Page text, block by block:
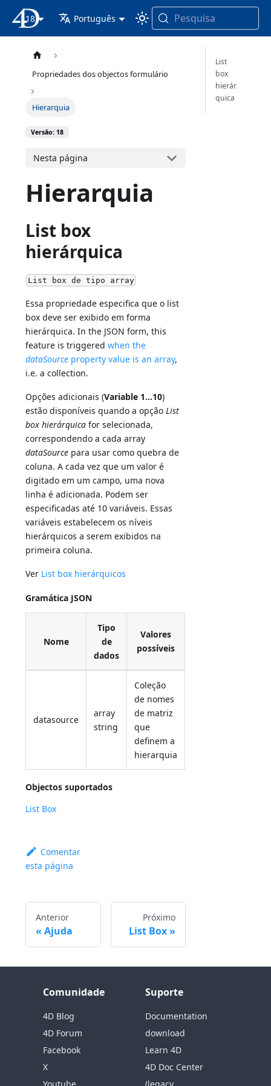
Documentação 4D
18 Português Pesquisa
Propriedades dos objectos formulário
Hierarquia
Versão: 18
Nesta página
Hierarquia
List box
hierárquica
List box de tipo array
Essa propriedade especifica que o list
box deve ser exibido em forma
hierárquica. In the JSON form, this
feature is triggeredwhen the
dataSource property value is an array,
i.e. a collection.
Opções adicionais (Variable 1...10)
estão disponíveis quando a opçãoList
box hierárquica for selecionada,
correspondendo a cada array
dataSource para usar como quebra de
coluna. A cada vez que um valor é
digitado em um campo, uma nova
linha é adicionada. Podem ser
especificadas até 10 variáveis. Essas
variáveis estabelecem os níveis
hierárquicos a serem exibidos na
primeira coluna.
Ver List box hierárquicos
Gramática JSON
Nome
Tipo
de
dados
Valores
possíveis
datasource
array
string
Coleção
de nomes
de matriz
que
definem a
hierarquia
Objectos suportados
List Box
Comentar
esta página
Anterior
Ajuda
Próximo
List Box
List
box
hierár
quica
Comunidade
4D Blog
4D Forum
Facebook
X
Suporte
Documentation
download
Learn 4D
4D Doc Center